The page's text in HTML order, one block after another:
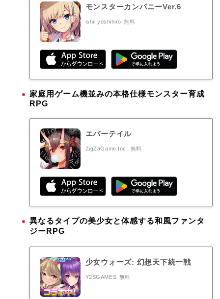
モンスターカンパニーVer.6
ishii yoshihiro 無料
家庭用ゲーム機並みの本格仕様モンスター育成
RPG
エバーテイル
ZigZaGame Inc. 無料
異なるタイプの美少女と体感する和風ファンタ
ジーRPG
少女ウォーズ: 幻想天下統一戦
Y2SGAMES 無料